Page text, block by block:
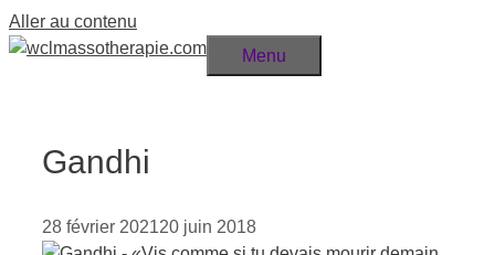
Aller au contenu
Menu
Gandhi
28 février 202120 juin 2018